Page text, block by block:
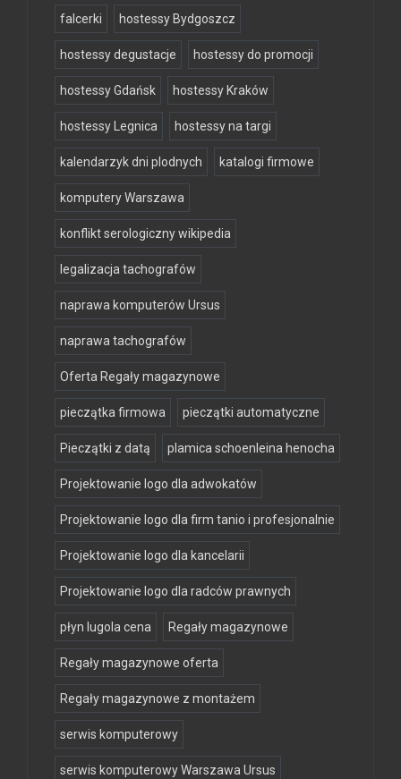
falcerki hostessy Bydgoszcz
hostessy degustacje hostessy do promocji
hostessy Gdańsk hostessy Kraków
hostessy Legnica hostessy na targi
kalendarzyk dni plodnych katalogi firmowe
komputery Warszawa
konflikt serologiczny wikipedia
legalizacja tachografów
naprawa komputerów Ursus
naprawa tachografów
Oferta Regały magazynowe
pieczątka firmowa pieczątki automatyczne
Pieczątki z datą plamica schoenleina henocha
Projektowanie logo dla adwokatów
Projektowanie logo dla firm tanio i profesjonalnie
Projektowanie logo dla kancelarii
Projektowanie logo dla radców prawnych
płyn lugola cena Regały magazynowe
Regały magazynowe oferta
Regały magazynowe z montażem
serwis komputerowy
serwis komputerowy Warszawa Ursus